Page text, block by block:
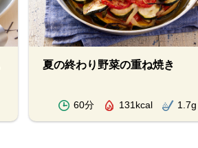
夏の終わり野菜の重ね焼き
60分 131kcal 1.7g